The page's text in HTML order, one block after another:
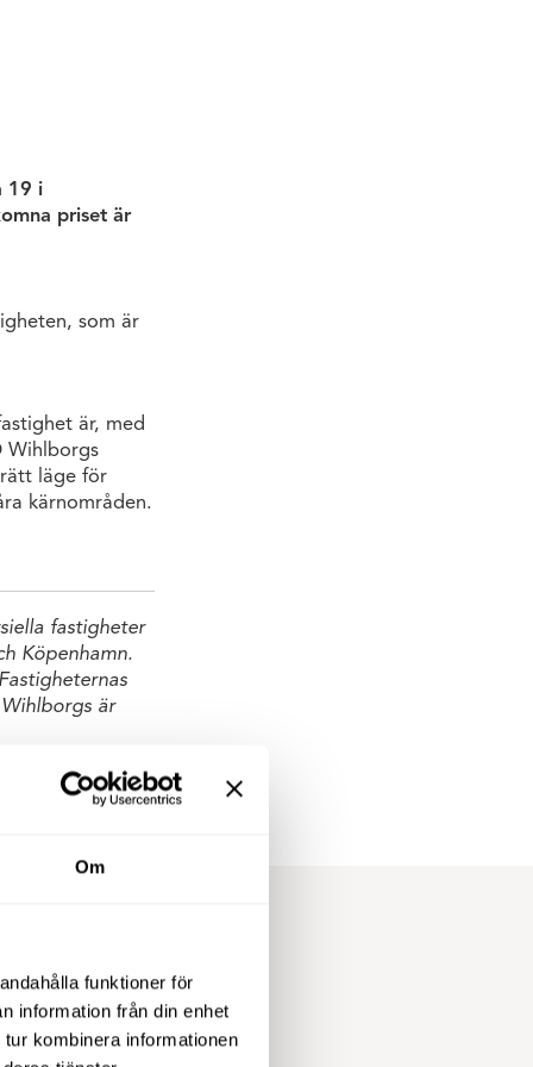
Om
funktioner för
information från din enhet
kombinera informationen
19 i
priset är
som är
är, med
Wihlborgs
läge för
kärnområden.
fastigheter
Köpenhamn.
är